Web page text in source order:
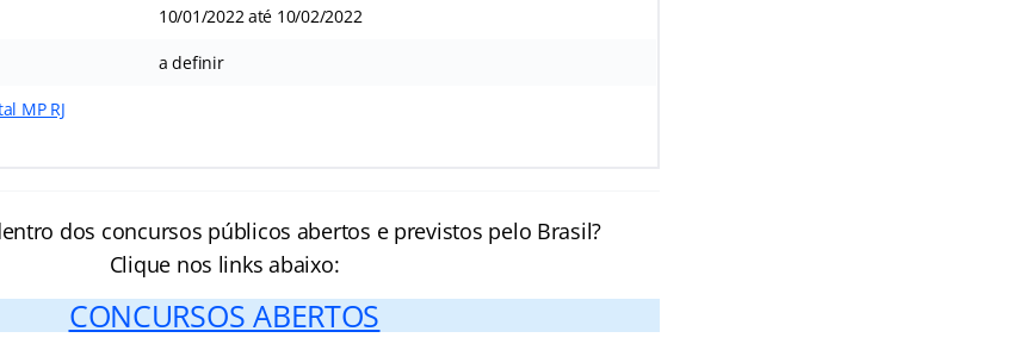
10/01/2022 até 10/02/2022
a definir
MP RJ
dos concursos públicos abertos e previstos pelo Brasil?
Clique nos links abaixo:
CONCURSOS ABERTOS